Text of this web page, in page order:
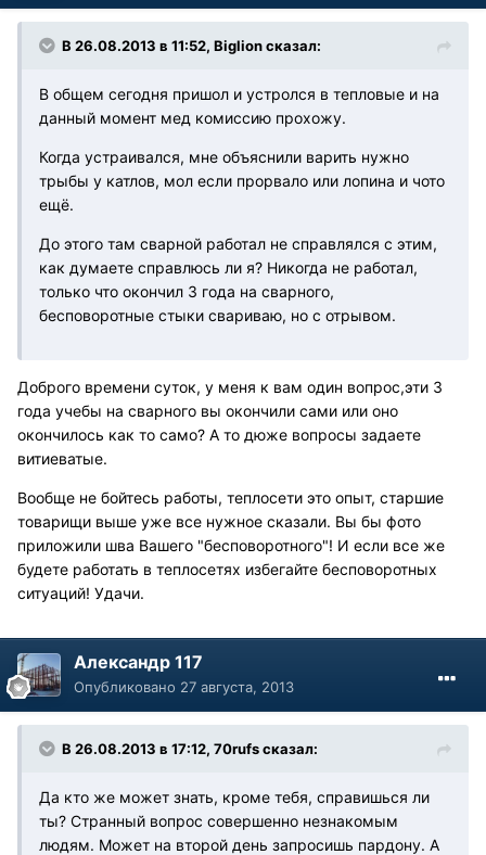
В 26.08.2013 в 11:52, Biglion сказал:
В общем сегодня пришол и устролся в тепловые и на
данный момент мед комиссию прохожу.
Когда устраивался, мне объяснили варить нужно
трыбы у катлов, мол если прорвало или лопина и чото
ещё.
До этого там сварной работал не справлялся с этим,
как думаете справлюсь ли я? Никогда не работал,
только что окончил 3 года на сварного,
бесповоротные стыки свариваю, но с отрывом.
Доброго времени суток, у меня к вам один вопрос,эти 3
года учебы на сварного вы окончили сами или оно
окончилось как то само? А то дюже вопросы задаете
витиеватые.
Вообще не бойтесь работы, теплосети это опыт, старшие
товарищи выше уже все нужное сказали. Вы бы фото
приложили шва Вашего "бесповоротного"! И если все же
будете работать в теплосетях избегайте бесповоротных
ситуаций! Удачи.
Александр 117
Опубликовано 27 августа, 2013
В 26.08.2013 в 17:12, 70rufs сказал:
Да кто же может знать, кроме тебя, справишься ли
ты? Странный вопрос совершенно незнакомым
людям. Может на второй день запросишь пардону. А